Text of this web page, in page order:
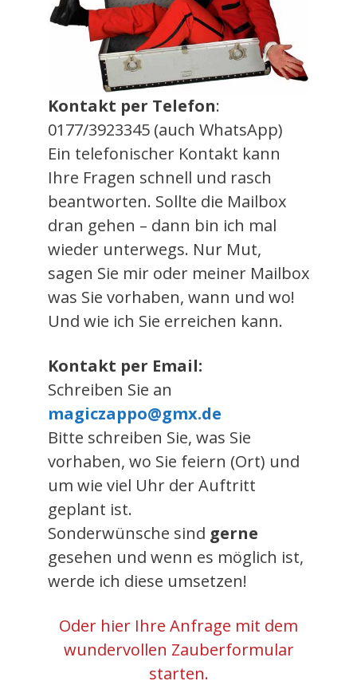
Kontakt per Telefon:
0177/3923345 (auch WhatsApp)
Ein telefonischer Kontakt kann
Ihre Fragen schnell und rasch
beantworten. Sollte die Mailbox
dran gehen – dann bin ich mal
wieder unterwegs. Nur Mut,
sagen Sie mir oder meiner Mailbox
was Sie vorhaben, wann und wo!
Und wie ich Sie erreichen kann.
Kontakt per Email:
Schreiben Sie an
magiczappo@gmx.de
Bitte schreiben Sie, was Sie
vorhaben, wo Sie feiern (Ort) und
um wie viel Uhr der Auftritt
geplant ist.
Sonderwünsche sind gerne
gesehen und wenn es möglich ist,
werde ich diese umsetzen!
Oder hier Ihre Anfrage mit dem
wundervollen Zauberformular
starten.